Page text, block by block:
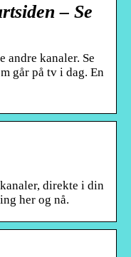
– Se
andre kanaler. Se
går på tv i dag. En
direkte i din
her og nå.